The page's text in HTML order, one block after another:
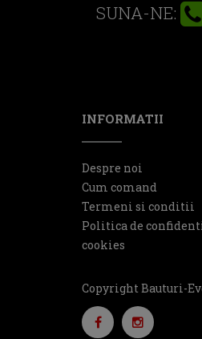
SUNA-NE:
INFORMATII
Despre noi
Cum comand
Termeni si conditii
Politica de
cookies
Copyright Bauturi-